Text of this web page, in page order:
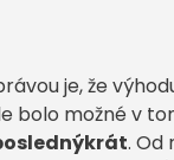
je, že
bolo možné v
. Od